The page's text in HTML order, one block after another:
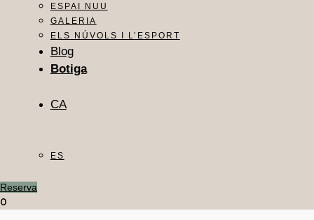
ESPAI NUU
GALERIA
ELS NÚVOLS I L’ESPORT
Blog
Botiga
CA
ES
Reserva
0